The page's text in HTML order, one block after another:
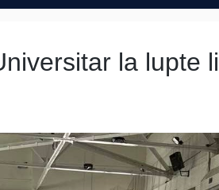
la lupte